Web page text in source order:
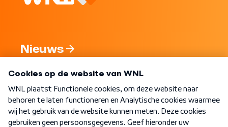
Nieuws
Nieuwsbrief
Word Lid